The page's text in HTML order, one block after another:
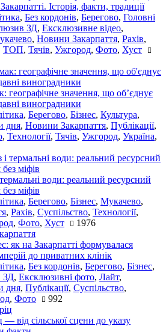
Історія, факти, традиції
, Без кордонів, Берегово, Головні
ЗД, Ексклюзивне відео,
, Новини Закарпаття, Рахів,
ТОП, Тячів, Ужгород, Фото, Хуст
географічне значення, що об’єднує
виноградники
, Берегово, Бізнес, Культура,
дня, Новини Закарпаття, Публікації,
, Технології, Тячів, Ужгород, Україна,
термальні води: реальний ресурсний
міфів
, Берегово, Бізнес, Мукачево,
, Рахів, Суспільство, Технології,
, Фото, Хуст 1976
як на Закарпатті формувалася
до приватних клінік
, Без кордонів, Берегово, Бізнес,
ЗД, Ексклюзивні фото, Лайт,
дня, Публікації, Суспільство,
, Фото 992
від сільської сцени до указу